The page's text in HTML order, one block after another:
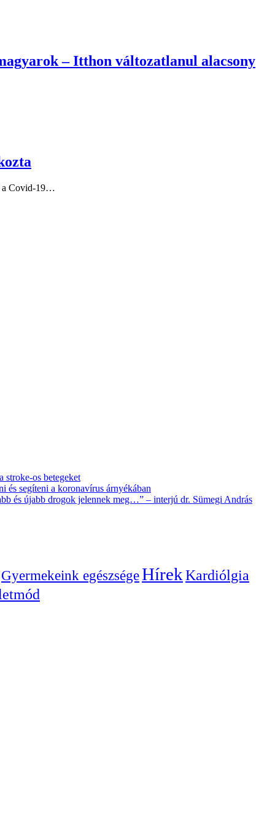
– Itthon változatlanul alacsony
a Covid-19…
stroke-os betegeket
és segíteni a koronavírus árnyékában
és újabb drogok jelennek meg…” – interjú dr. Sümegi András
Gyermekeink egészségeHírekKardiólgia